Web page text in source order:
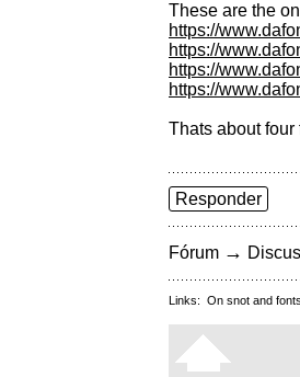
These are the
https://
https://
https://
https://
Thats about four
Responder
Fórum →
Links: On snot and fonts